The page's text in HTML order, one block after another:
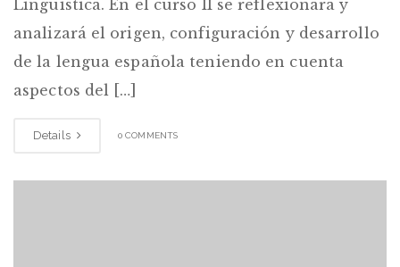
Lingüística. En el curso II se reflexionará y
analizará el origen, configuración y desarrollo
de la lengua española teniendo en cuenta
aspectos del […]
Details 0 COMMENTS